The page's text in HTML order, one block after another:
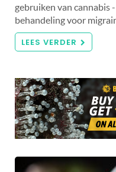
gebruiken van cannabis
behandeling voor
LEES VERDER